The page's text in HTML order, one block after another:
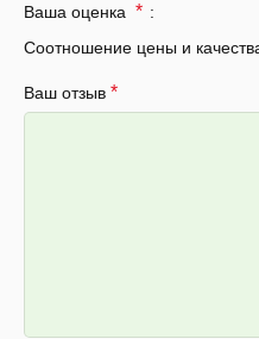
Ваша оценка *
Соотношение цены и
Ваш отзыв *